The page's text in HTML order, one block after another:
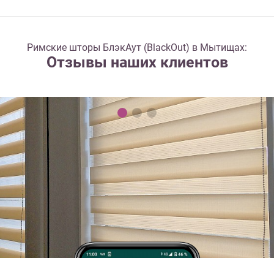
Римские шторы БлэкАут (BlackOut) в Мытищах:
Отзывы наших клиентов